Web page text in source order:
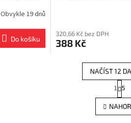
Obvykle 19 dnů
Do košíku
320,66 Kč bez DPH
388 Kč
O
v
l
NAČÍST 12
S
t
r
á
n
1 5